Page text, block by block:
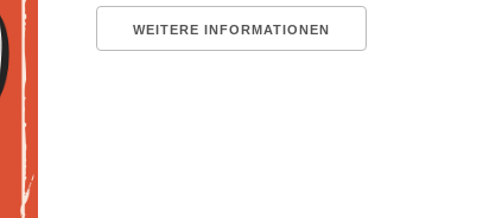
WEITERE INFORMATIONEN